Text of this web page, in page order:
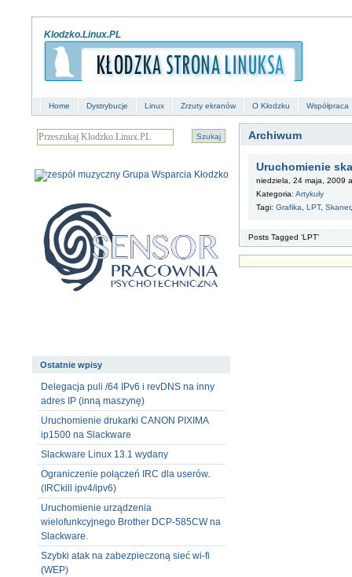
Klodzko.Linux.PL
Home Dystrybucje Linux Zrzuty ekranów O Kłodzku Współpraca
Archiwum
Uruchomienie
niedziela, 24 maja, 2009
Kategoria: Artykuły
Tagi: Grafika LPT, Skaner
Posts Tagged ‘LPT’
Ostatnie wpisy
Delegacja puli /64 IPv6 i revDNS na inny
adres IP (inną maszynę)
Uruchomienie drukarki CANON PIXIMA
ip1500 na Slackware
Slackware Linux 13.1 wydany
Ograniczenie połączeń IRC dla userów.
(IRCkill ipv4/ipv6)
Uruchomienie urządzenia
wielofunkcyjnego Brother DCP-585CW na
Slackware.
Szybki atak na zabezpieczoną sieć wi-fi
(WEP)